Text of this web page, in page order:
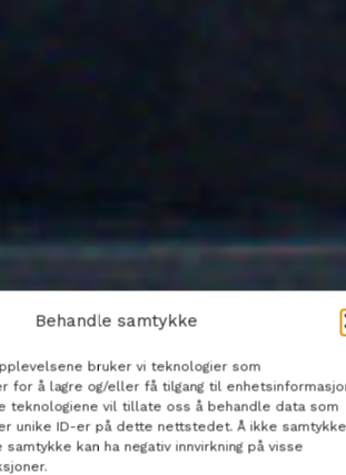
Behandle samtykke
bruker vi teknologier som
for å lagre og/eller få tilgang til
teknologiene vil tillate oss å behandle data som
unike ID-er på dette nettstedet. Å ikke samtykke
kan ha negativ innvirkning på visse